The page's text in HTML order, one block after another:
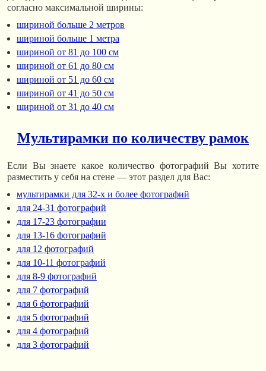
согласно максимальной ширины:
шириной больше 2 метров
шириной больше 1 метра
шириной от 81 до 100 см
шириной от 61 до 80 см
шириной от 51 до 60 см
шириной от 41 до 50 см
шириной от 31 до 40 см
Мультирамки по количеству рамок
Если Вы знаете какое количество фотографий Вы хотите
разместить у себя на стене — этот раздел для Вас:
мультирамки для 32-х и более фотографий
для 24-31 фотографий
для 17-23 фотографии
для 13-16 фотографий
для 12 фотографий
для 10-11 фотографий
для 8-9 фотографий
для 7 фотографий
для 6 фотографий
для 5 фотографий
для 4 фотографий
для 3 фотографий